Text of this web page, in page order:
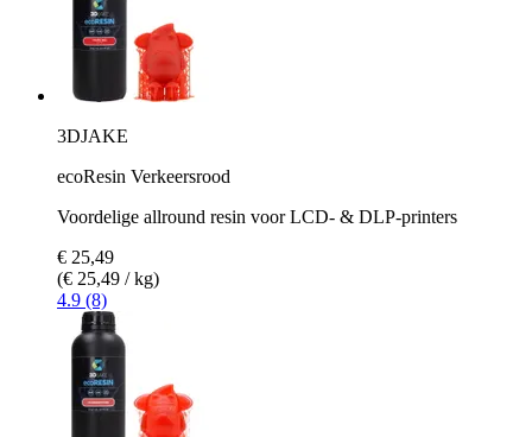
3DJAKE
ecoResin Verkeersrood
Voordelige allround resin voor LCD- & DLP-printers
€ 25,49
(€ 25,49 / kg)
4.9 (8)